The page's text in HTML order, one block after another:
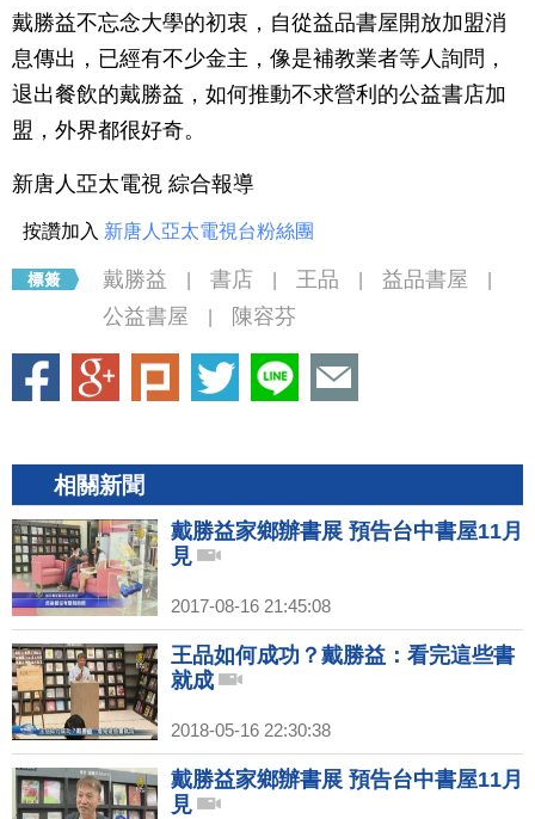
戴勝益不忘念大學的初衷，自從益品書屋開放加盟消
息傳出，已經有不少金主，像是補教業者等人詢問，
退出餐飲的戴勝益，如何推動不求營利的公益書店加
盟，外界都很好奇。
新唐人亞太電視 綜合報導
按讚加入 新唐人亞太電視台粉絲團
戴勝益 書店 王品 益品書屋
公益書屋 陳容芬
相關新聞
戴勝益家鄉辦書展 預告台中書屋11月
見
2017-08-16 21:45:08
王品如何成功？戴勝益：看完這些書
就成
2018-05-16 22:30:38
戴勝益家鄉辦書展 預告台中書屋11月
見